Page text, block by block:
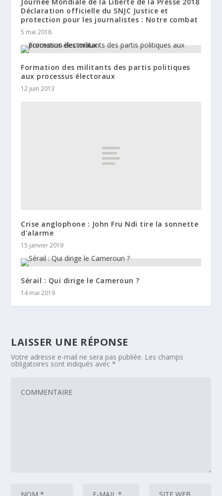
Déclaration officielle du SNJC Justice et
protection pour les journalistes : Notre combat
5 mai 2018
Formation des militants des partis politiques
aux processus électoraux
12 juin 2013
Crise anglophone : John Fru Ndi tire la sonnette
d’alarme
15 janvier 2019
Sérail : Qui dirige le Cameroun ?
14 mai 2019
LAISSER UNE RÉPONSE
Votre adresse e-mail ne sera pas publiée. Les champs
obligatoires sont indiqués avec*